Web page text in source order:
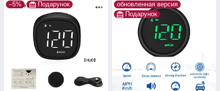
–5% Подарунок
обновленная версия
Подарунок